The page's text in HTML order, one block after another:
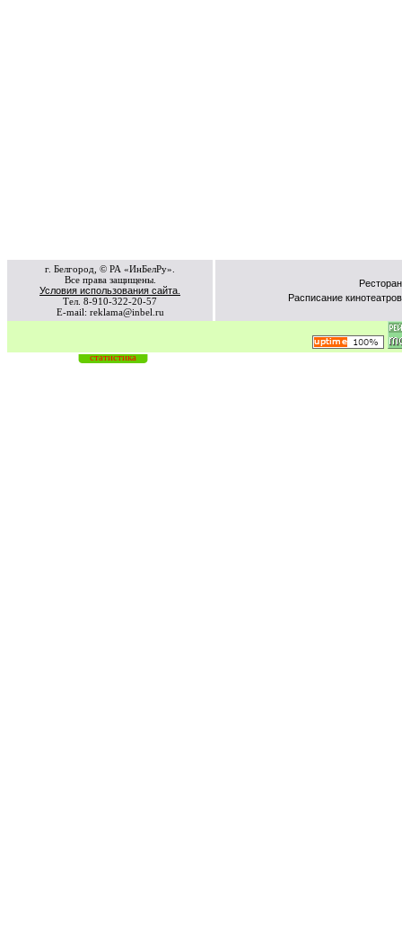
г. Белгород, © РА «ИнБелРу».
Все права защищены.
Условия использования сайта.
Тел. 8-910-322-20-57
E-mail: reklama@inbel.ru
Расписание кинотеатров
статистика